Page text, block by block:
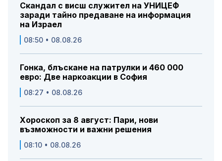
Скандал с висш служител на УНИЦЕФ
заради тайно предаване на информация
на Израел
08:50 • 08.08.26
Гонка, блъскане на патрулки и 460 000
евро: Две наркоакции в София
08:27 • 08.08.26
Хороскоп за 8 август: Пари, нови
възможности и важни решения
08:10 • 08.08.26